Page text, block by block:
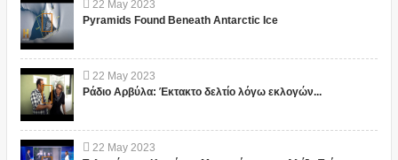
22 May 2023
Pyramids Found Beneath Antarctic Ice
22 May 2023
Ράδιο Αρβύλα: Έκτακτο δελτίο λόγω εκλογών...
22 May 2023